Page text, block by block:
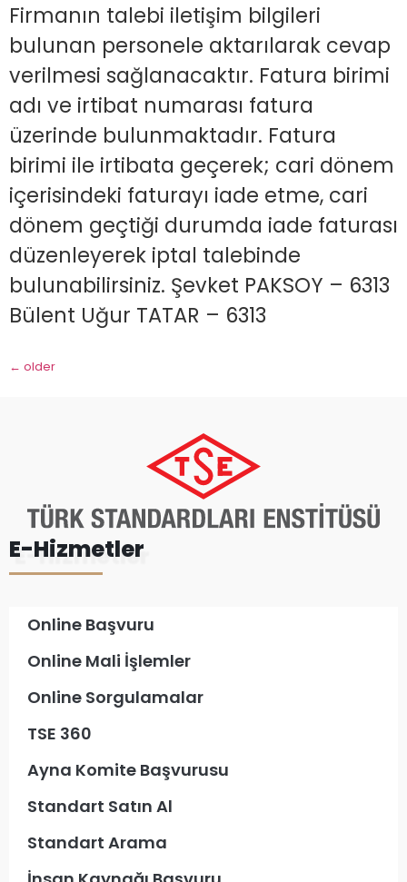
Firmanın talebi iletişim bilgileri
bulunan personele aktarılarak cevap
verilmesi sağlanacaktır. Fatura birimi
adı ve irtibat numarası fatura
üzerinde bulunmaktadır. Fatura
birimi ile irtibata geçerek; cari dönem
içerisindeki faturayı iade etme, cari
dönem geçtiği durumda iade faturası
düzenleyerek iptal talebinde
bulunabilirsiniz. Şevket PAKSOY – 6313
Bülent Uğur TATAR – 6313
← older
E-Hizmetler
Online Başvuru
Online Mali İşlemler
Online Sorgulamalar
TSE 360
Ayna Komite Başvurusu
Standart Satın Al
Standart Arama